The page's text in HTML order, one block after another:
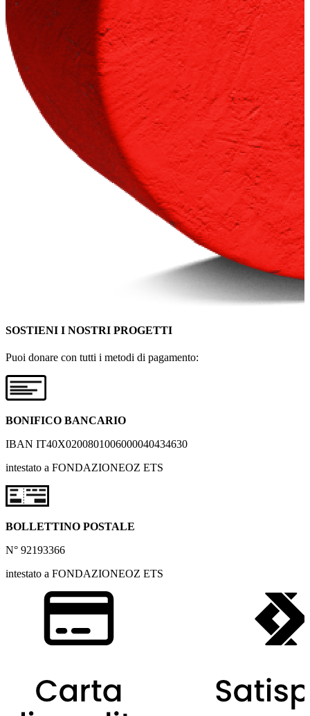
SOSTIENI I NOSTRI PROGETTI
Puoi donare con tutti i metodi di pagamento:
BONIFICO BANCARIO
IBAN IT40X0200801006000040434630
intestato a FONDAZIONEOZ ETS
BOLLETTINO POSTALE
N° 92193366
intestato a FONDAZIONEOZ ETS